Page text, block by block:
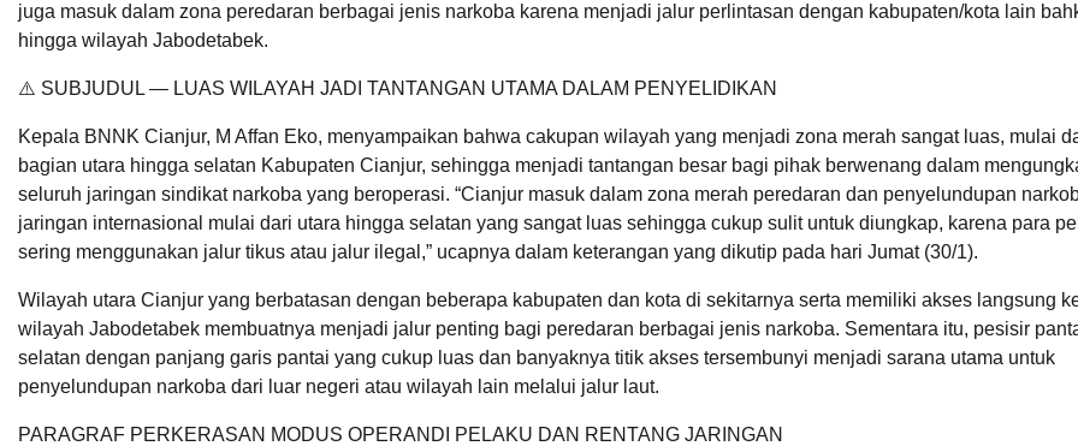
juga masuk dalam zona peredaran berbagai jenis narkoba karena menjadi jalur perlintasan dengan kabupaten/kota lain
hingga wilayah Jabodetabek.
⚠️ SUBJUDUL — LUAS WILAYAH JADI TANTANGAN UTAMA DALAM PENYELIDIKAN
Kepala BNNK Cianjur, M Affan Eko, menyampaikan bahwa cakupan wilayah yang menjadi zona merah sangat luas, mulai
bagian utara hingga selatan Kabupaten Cianjur, sehingga menjadi tantangan besar bagi pihak berwenang dalam
seluruh jaringan sindikat narkoba yang beroperasi. “Cianjur masuk dalam zona merah peredaran dan penyelundupan
jaringan internasional mulai dari utara hingga selatan yang sangat luas sehingga cukup sulit untuk diungkap, karena para
sering menggunakan jalur tikus atau jalur ilegal,” ucapnya dalam keterangan yang dikutip pada hari Jumat (30/1).
Wilayah utara Cianjur yang berbatasan dengan beberapa kabupaten dan kota di sekitarnya serta memiliki akses langsung
wilayah Jabodetabek membuatnya menjadi jalur penting bagi peredaran berbagai jenis narkoba. Sementara itu, pesisir
selatan dengan panjang garis pantai yang cukup luas dan banyaknya titik akses tersembunyi menjadi sarana utama untuk
penyelundupan narkoba dari luar negeri atau wilayah lain melalui jalur laut.
PARAGRAF PERKERASAN MODUS OPERANDI PELAKU DAN RENTANG JARINGAN